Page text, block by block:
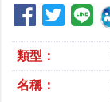
類型：
名稱：